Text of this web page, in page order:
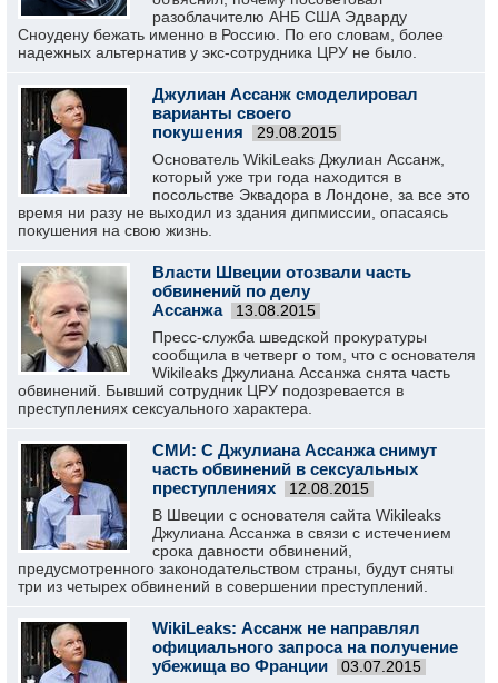
разоблачителю АНБ США Эдварду
Сноудену бежать именно в Россию. По его словам, более
надежных альтернатив у экс-сотрудника ЦРУ не было.
Джулиан Ассанж смоделировал
варианты своего
покушения
29.08.2015
Основатель WikiLeaks Джулиан Ассанж,
который уже три года находится в
посольстве Эквадора в Лондоне, за все это
время ни разу не выходил из здания дипмиссии, опасаясь
покушения на свою жизнь.
Власти Швеции отозвали часть
обвинений по делу
Ассанжа
13.08.2015
Пресс-служба шведской прокуратуры
сообщила в четверг о том, что с основателя
Wikileaks Джулиана Ассанжа снята часть
обвинений. Бывший сотрудник ЦРУ подозревается в
преступлениях сексуального характера.
СМИ: С Джулиана Ассанжа снимут
часть обвинений в сексуальных
преступлениях
12.08.2015
В Швеции с основателя сайта Wikileaks
Джулиана Ассанжа в связи с истечением
срока давности обвинений,
предусмотренного законодательством страны, будут сняты
три из четырех обвинений в совершении преступлений.
WikiLeaks: Ассанж не направлял
официального запроса на получение
убежища во Франции
03.07.2015